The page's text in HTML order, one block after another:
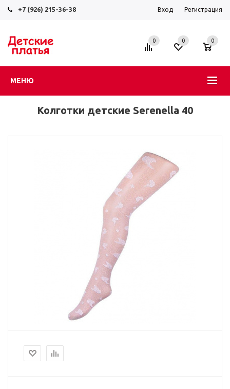
+7 (926) 215-36-38 Вход Регистрация
МЕНЮ
0 0 0
Колготки детские Serenella 40